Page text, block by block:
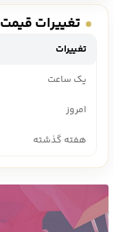
تغییرات قیمت Decentraland
تغییرات
یک ساعت
امروز
هفته گذشته